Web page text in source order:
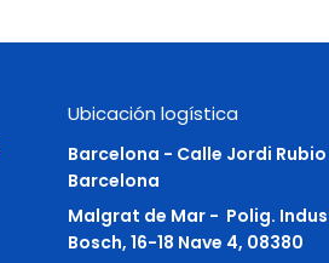
Ubicación logística
Barcelona - Calle Jordi
Barcelona
Malgrat de Mar - Polig.
Bosch, 16-18 Nave 4, 08380